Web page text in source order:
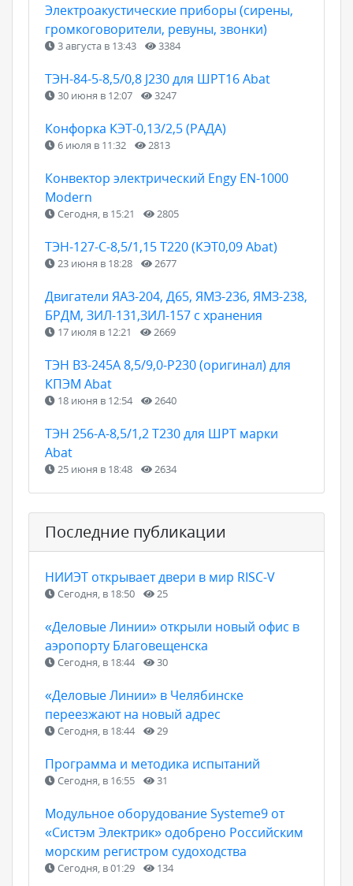
Электроакустические приборы (сирены,
громкоговорители, ревуны, звонки)
3 августа в 13:43 3384
ТЭН-84-5-8,5/0,8 J230 для ШРТ16 Abat
30 июня в 12:07 3247
Конфорка КЭТ-0,13/2,5 (РАДА)
6 июля в 11:32 2813
Конвектор электрический Engy EN-1000
Modern
Сегодня, в 15:21 2805
ТЭН-127-С-8,5/1,15 Т220 (КЭТ0,09 Abat)
23 июня в 18:28 2677
Двигатели ЯАЗ-204, Д65, ЯМЗ-236, ЯМЗ-238,
БРДМ, ЗИЛ-131,ЗИЛ-157 с хранения
17 июля в 12:21 2669
ТЭН B3-245A 8,5/9,0-P230 (оригинал) для
КПЭМ Abat
18 июня в 12:54 2640
ТЭН 256-А-8,5/1,2 Т230 для ШРТ марки
Abat
25 июня в 18:48 2634
Последние публикации
НИИЭТ открывает двери в мир RISC-V
Сегодня, в 18:50 25
«Деловые Линии» открыли новый офис в
аэропорту Благовещенска
Сегодня, в 18:44 30
«Деловые Линии» в Челябинске
переезжают на новый адрес
Сегодня, в 18:44 29
Программа и методика испытаний
Сегодня, в 16:55 31
Модульное оборудование Systeme9 от
«Систэм Электрик» одобрено Российским
морским регистром судоходства
Сегодня, в 01:29 134